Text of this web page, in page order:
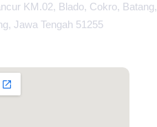
KM.02, Blado, Cokro, Batang,
Jawa Tengah 51255